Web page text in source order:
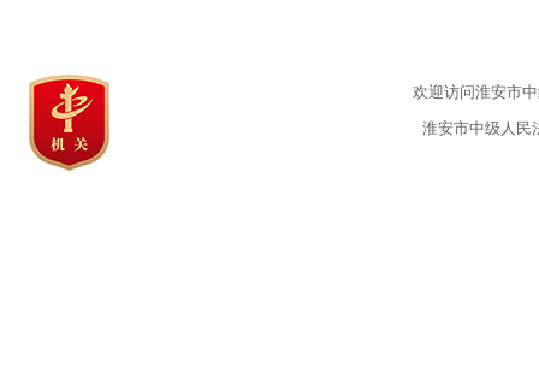
欢迎访问淮安市
淮安市中级人